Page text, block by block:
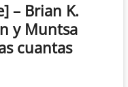
– Brian K.
y Muntsa
cuantas